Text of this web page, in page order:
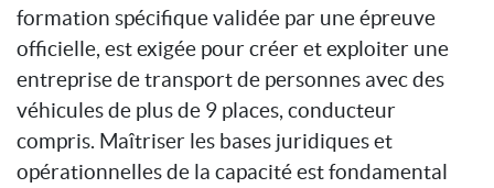
formation spécifique validée par une épreuve
officielle, est exigée pour créer et exploiter une
entreprise de transport de personnes avec des
véhicules de plus de 9 places, conducteur
compris. Maîtriser les bases juridiques et
opérationnelles de la capacité est fondamental